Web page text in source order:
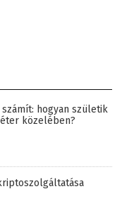
hogyan születik
közelében?